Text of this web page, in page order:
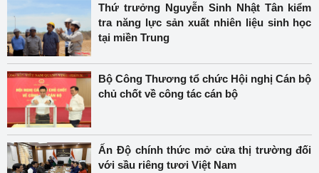
Thứ trưởng Nguyễn Sinh Nhật Tân kiểm
tra năng lực sản xuất nhiên liệu sinh học
tại miền Trung
Bộ Công Thương tổ chức Hội nghị Cán bộ
chủ chốt về công tác cán bộ
Ấn Độ chính thức mở cửa thị trường đối
với sầu riêng tươi Việt Nam